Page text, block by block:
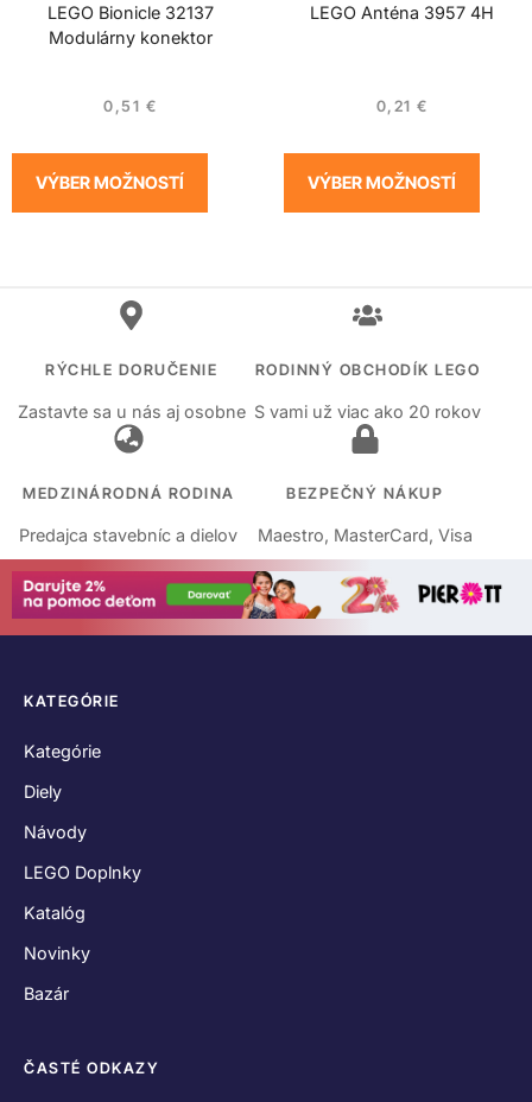
LEGO Bionicle 32137
Modulárny konektor
0,51 €
VÝBER MOŽNOSTÍ
LEGO Anténa 3957 4H
0,21 €
VÝBER MOŽNOSTÍ
RÝCHLE DORUČENIE
Zastavte sa u nás aj osobne
RODINNÝ OBCHODÍK LEGO
S vami už viac ako 20 rokov
MEDZINÁRODNÁ RODINA
Predajca stavebníc a dielov
BEZPEČNÝ NÁKUP
Maestro, MasterCard, Visa
KATEGÓRIE
Kategórie
Diely
Návody
LEGO Doplnky
Katalóg
Novinky
Bazár
ČASTÉ ODKAZY